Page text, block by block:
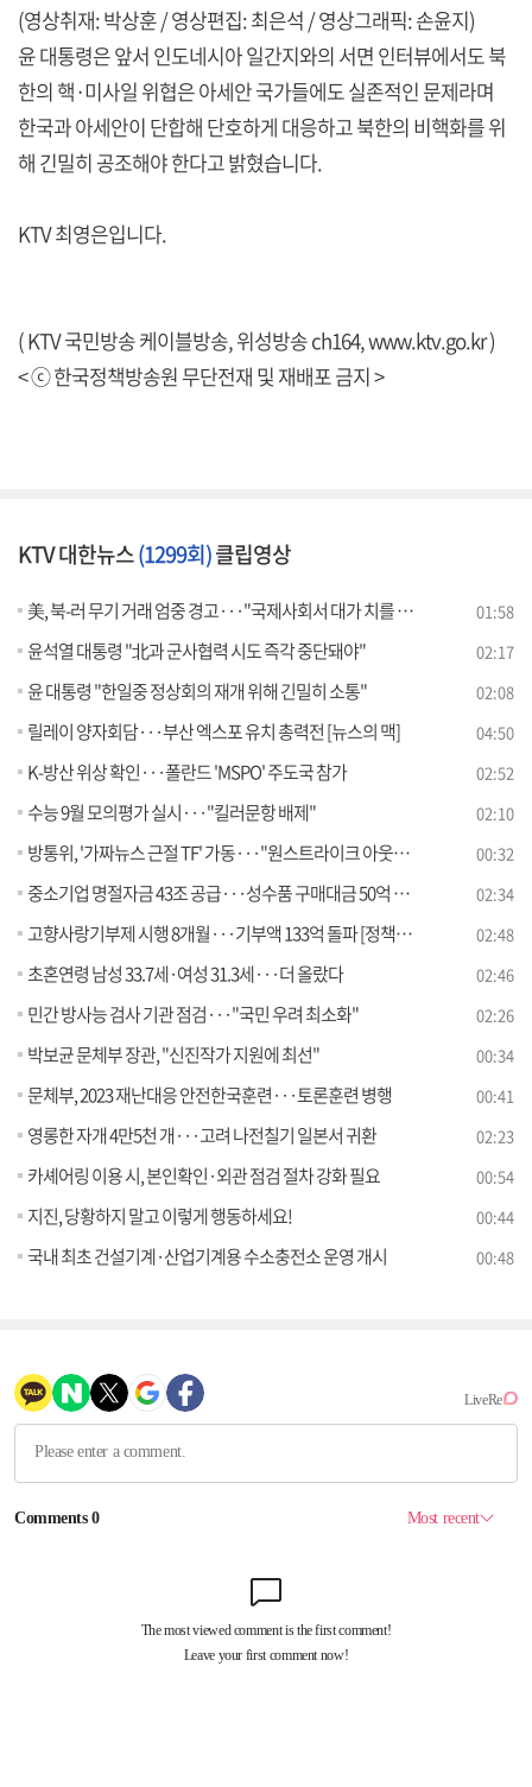
(영상취재: 박상훈 / 영상편집: 최은석 / 영상그래픽: 손윤지)
윤 대통령은 앞서 인도네시아 일간지와의 서면 인터뷰에서도 북
한의 핵·미사일 위협은 아세안 국가들에도 실존적인 문제라며
한국과 아세안이 단합해 단호하게 대응하고 북한의 비핵화를 위
해 긴밀히 공조해야 한다고 밝혔습니다.
KTV 최영은입니다.
( KTV 국민방송 케이블방송, 위성방송 ch164,www.ktv.go.kr)
< ⓒ 한국정책방송원 무단전재 및 재배포 금지 >
KTV 대한뉴스(1299회)클립영상
美, 북-러 무기 거래 엄중 경고···"국제사회서 대가 치를 것" 01:58
윤석열 대통령 "北과 군사협력 시도 즉각 중단돼야" 02:17
윤 대통령 "한일중 정상회의 재개 위해 긴밀히 소통" 02:08
릴레이 양자회담···부산 엑스포 유치 총력전 [뉴스의 맥] 04:50
K-방산 위상 확인···폴란드 'MSPO' 주도국 참가 02:52
수능 9월 모의평가 실시···"킬러문항 배제" 02:10
방통위, '가짜뉴스 근절 TF' 가동···"원스트라이크 아웃제 추진" 00:32
중소기업 명절자금 43조 공급···성수품 구매대금 50억 지원 02:34
고향사랑기부제 시행 8개월···기부액 133억 돌파 [정책현장+] 02:48
초혼연령 남성 33.7세·여성 31.3세···더 올랐다 02:46
민간 방사능 검사 기관 점검···"국민 우려 최소화" 02:26
박보균 문체부 장관, "신진작가 지원에 최선" 00:34
문체부, 2023 재난대응 안전한국훈련···토론훈련 병행 00:41
영롱한 자개 4만5천 개···고려 나전칠기 일본서 귀환 02:23
카셰어링 이용 시, 본인확인·외관 점검 절차 강화 필요 00:54
지진, 당황하지 말고 이렇게 행동하세요! 00:44
국내 최초 건설기계·산업기계용 수소충전소 운영 개시 00:48